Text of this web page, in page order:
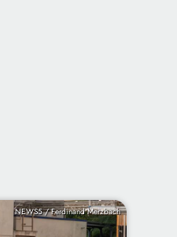
NEWS5 / Ferdinand Merzbach